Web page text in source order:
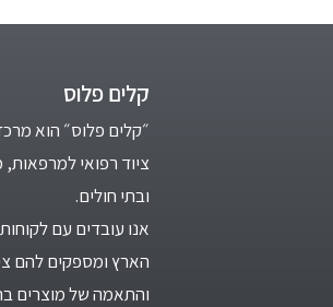
קלים פלוס
״קלים פלוס״ הוא
ציוד רפואי למרפאות,
ובתי חולים.
אנו עובדים עם
הארץ ומספקים להם
והתאמה של מוצרים